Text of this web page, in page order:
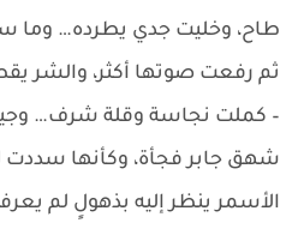
طاح، وخليت جدي يطرده…
ثم رفعت صوتها أكثر، والشر
– كملت نجاسة وقلة شرف…
شهق جابر فجأة، وكأنها سددت
الأسمر ينظر إليه بذهولٍ لم